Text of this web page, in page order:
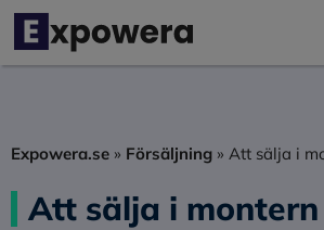
Hoppa
innehåll
Expowera.se » Försäljning » Att sälja i
Att sälja i montern